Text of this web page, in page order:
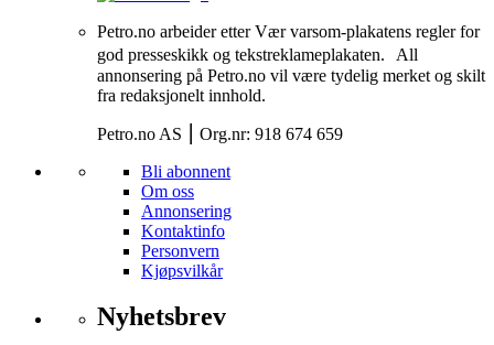
Petro.no arbeider etter Vær varsom-plakatens regler for
god presseskikk og tekstreklameplakaten. All
annonsering på Petro.no vil være tydelig merket og skilt
fra redaksjonelt innhold.
Petro.no AS ⎮ Org.nr: 918 674 659
Bli abonnent
Om oss
Annonsering
Kontaktinfo
Personvern
Kjøpsvilkår
Nyhetsbrev